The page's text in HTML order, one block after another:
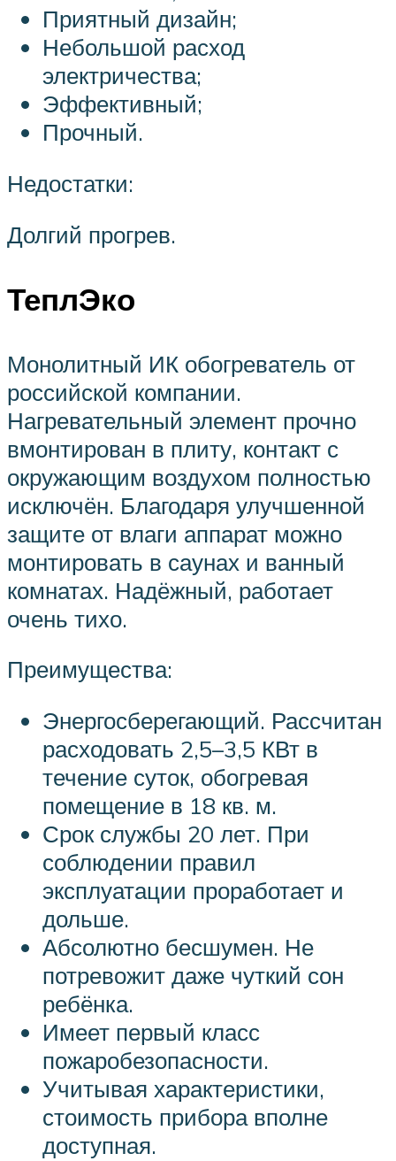
Приятный дизайн;
Небольшой расход
электричества;
Эффективный;
Прочный.
Недостатки:
Долгий прогрев.
ТеплЭко
Монолитный ИК обогреватель от
российской компании.
Нагревательный элемент прочно
вмонтирован в плиту, контакт с
окружающим воздухом полностью
исключён. Благодаря улучшенной
защите от влаги аппарат можно
монтировать в саунах и ванный
комнатах. Надёжный, работает
очень тихо.
Преимущества:
Энергосберегающий. Рассчитан
расходовать 2,5–3,5 КВт в
течение суток, обогревая
помещение в 18 кв. м.
Срок службы 20 лет. При
соблюдении правил
эксплуатации проработает и
дольше.
Абсолютно бесшумен. Не
потревожит даже чуткий сон
ребёнка.
Имеет первый класс
пожаробезопасности.
Учитывая характеристики,
стоимость прибора вполне
доступная.